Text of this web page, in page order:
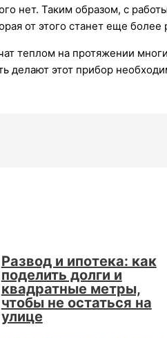
нет. Таким образом, с
от этого станет еще более
теплом на протяжении
делают этот прибор
Развод и ипотека: как
поделить долги и
квадратные метры,
чтобы не остаться на
улице